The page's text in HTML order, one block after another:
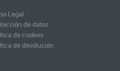
Legal
de datos
de cookies
de devolución